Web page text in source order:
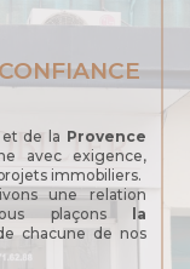
et de la Provence
avec exigence,
immobiliers.
une relation
plaçons
la
chacune de nos